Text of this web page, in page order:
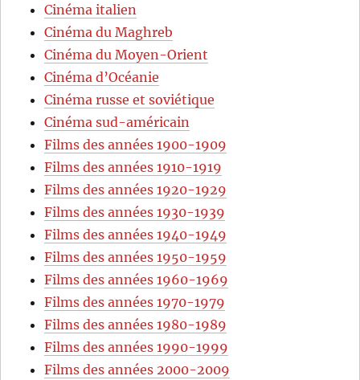
Cinéma italien
Cinéma du Maghreb
Cinéma du Moyen-Orient
Cinéma d’Océanie
Cinéma russe et soviétique
Cinéma sud-américain
Films des années 1900-1909
Films des années 1910-1919
Films des années 1920-1929
Films des années 1930-1939
Films des années 1940-1949
Films des années 1950-1959
Films des années 1960-1969
Films des années 1970-1979
Films des années 1980-1989
Films des années 1990-1999
Films des années 2000-2009